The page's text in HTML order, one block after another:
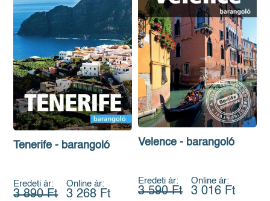
Tenerife - barangoló
Eredeti ár:
3 890 Ft
Online ár:
3 268 Ft
Velence - barangoló
Eredeti ár:
3 590 Ft
Online ár:
3 016 Ft